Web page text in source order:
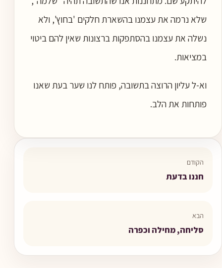
שלא נרמה את עצמנו בהשארת חלקים 'בחוץ', ולא
נשלה את עצמנו בהסתפקות ברצונות שאין להם ביטוי
במציאות.
וא-ל עליון הרוצה בתשובה, פותח לנו שער בעת שאנו
פותחות את הלב.
הקודם
חננו בדעת
הבא
סליחה, מחילה וכפרה